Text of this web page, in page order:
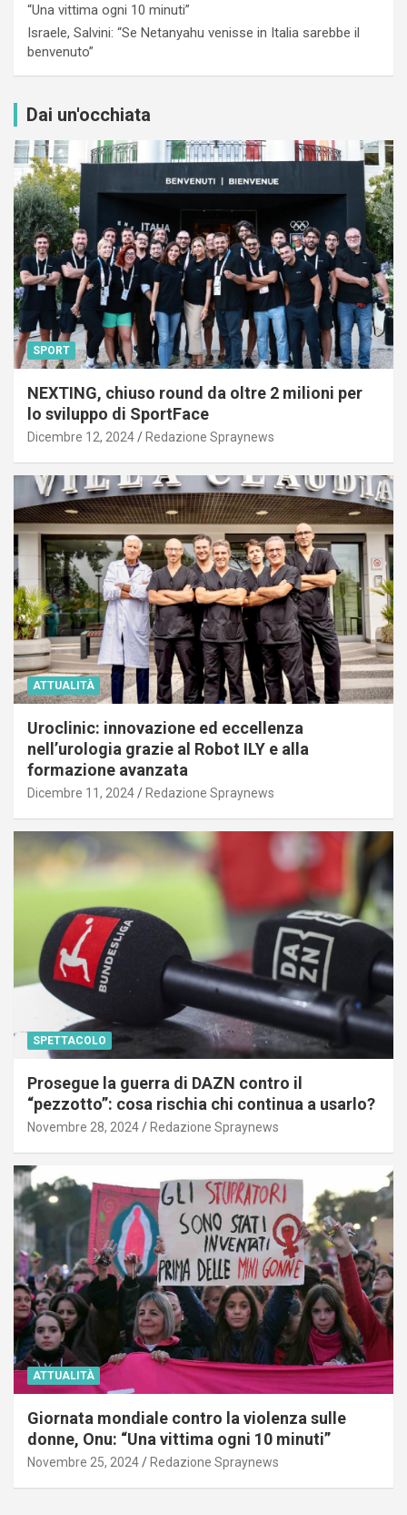
“Una vittima ogni 10 minuti”
Israele, Salvini: “Se Netanyahu venisse in Italia sarebbe il
benvenuto”
Dai un'occhiata
SPORT
NEXTING, chiuso round da oltre 2 milioni per
lo sviluppo di SportFace
Dicembre 12, 2024 Redazione Spraynews
ATTUALITÀ
Uroclinic: innovazione ed eccellenza
nell’urologia grazie al Robot ILY e alla
formazione avanzata
Dicembre 11, 2024 Redazione Spraynews
SPETTACOLO
Prosegue la guerra di DAZN contro il
“pezzotto”: cosa rischia chi continua a usarlo?
Novembre 28, 2024 Redazione Spraynews
ATTUALITÀ
Giornata mondiale contro la violenza sulle
donne, Onu: “Una vittima ogni 10 minuti”
Novembre 25, 2024 Redazione Spraynews